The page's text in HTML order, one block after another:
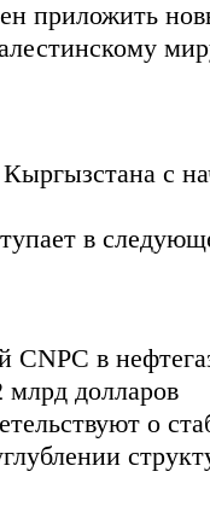
приложить
с
в
в
млрд долларов
о